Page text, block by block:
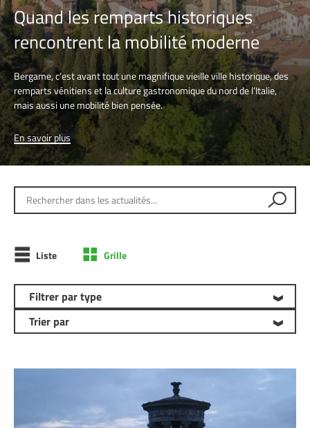
Quand les remparts historiques
rencontrent la mobilité moderne
Bergame, c’est avant tout une magnifique vieille ville historique, des
remparts vénitiens et la culture gastronomique du nord de l’Italie,
mais aussi une mobilité bien pensée.
En savoir plus
Rechercher dans les actualités
Liste Grille
Filtrer par type
Trier par